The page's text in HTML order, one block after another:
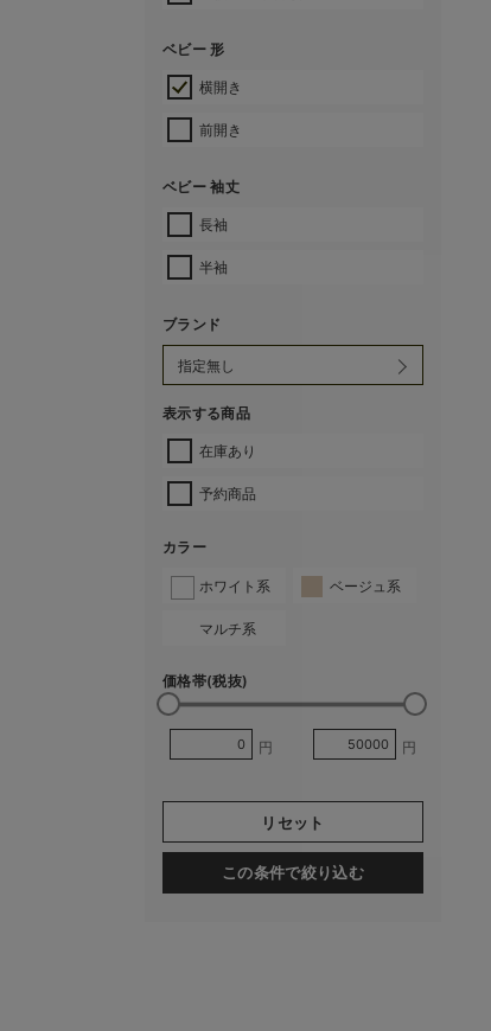
ベビー 形
横開き
前開き
ベビー 袖丈
長袖
半袖
ブランド
表示する商品
在庫あり
予約商品
カラー
ホワイト系 ベージュ系
マルチ系
価格帯(税抜)
円 円
リセット
この条件で絞り込む